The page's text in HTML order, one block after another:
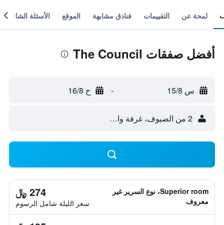
لمحة عن التقييمات فنادق مشابهة الموقع الأسئلة الشائعة
أفضل صفقات The Council
س 15/8 - ح 16/8
2 من الضيوف، غرفة واحدة
Superior room، نوع السرير غير
معروف
274 ﷼
سعر الليلة شامل الرسوم